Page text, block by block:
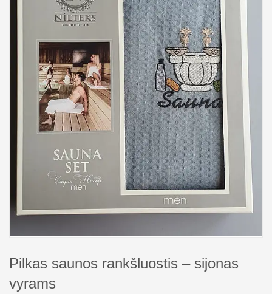
Pilkas saunos rankšluostis – sijonas
vyrams